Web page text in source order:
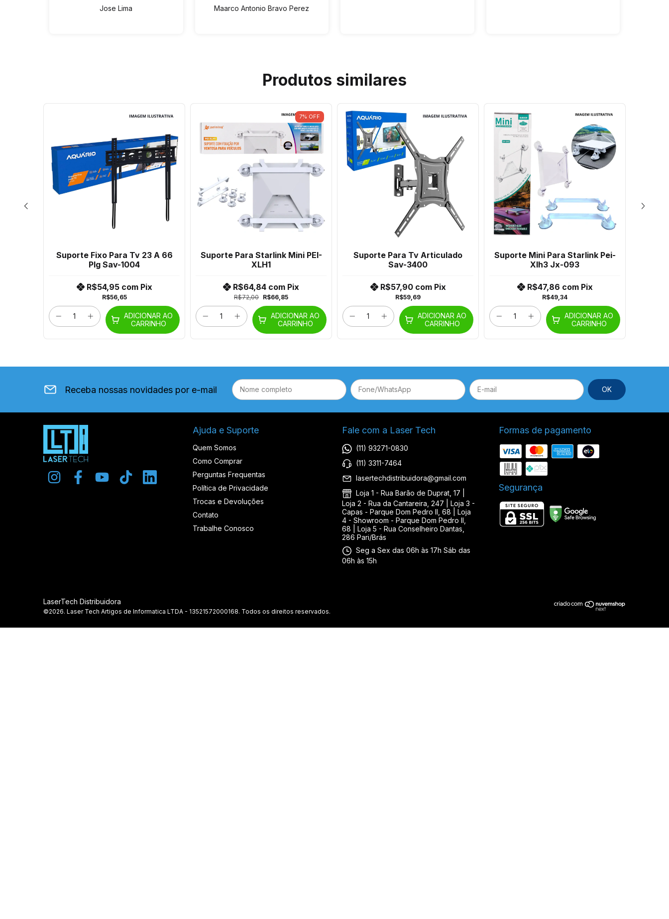
Jose Lima
Maarco Antonio Bravo Perez
Produtos similares
Suporte Fixo Para Tv 23 A 66
Plg Sav-1004
R$56,65
R$54,95 com Pix
ADICIONAR AO
CARRINHO
7% OFF
Suporte Para Starlink Mini PEI-
XLH1
R$72,00 R$66,85
R$64,84 com Pix
ADICIONAR AO
CARRINHO
Suporte Para Tv Articulado
Sav-3400
R$59,69
R$57,90 com Pix
ADICIONAR AO
CARRINHO
Suporte Mini Para Starlink Pei-
Xlh3 Jx-093
R$49,34
R$47,86 com Pix
ADICIONAR AO
CARRINHO
Receba nossas novidades por e-mail
Ajuda e Suporte
Quem Somos
Como Comprar
Perguntas Frequentas
Política de Privacidade
Trocas e Devoluções
Contato
Trabalhe Conosco
Fale com a Laser Tech
(11) 93271-0830
(11) 3311-7464
lasertechdistribuidora@gmail.com
Loja 1 - Rua Barão de Duprat, 17 |
Loja 2 - Rua da Cantareira, 247 | Loja 3 -
Capas - Parque Dom Pedro II, 68 | Loja
4 - Showroom - Parque Dom Pedro II,
68 | Loja 5 - Rua Conselheiro Dantas,
286 Pari/Brás
Seg a Sex das 06h às 17h Sáb das
06h às 15h
Formas de pagamento
Segurança
LaserTech Distribuidora
©2026. Laser Tech Artigos de Informatica LTDA - 13521572000168. Todos os direitos reservados.